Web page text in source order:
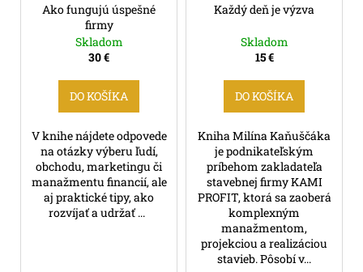
Ako fungujú úspešné
firmy
Skladom
30 €
DO KOŠÍKA
V knihe nájdete odpovede
na otázky výberu ľudí,
obchodu, marketingu či
manažmentu financií, ale
aj praktické tipy, ako
rozvíjať a udržať ...
Každý deň je výzva
Skladom
15 €
DO KOŠÍKA
Kniha Milína Kaňuščáka
je podnikateľským
príbehom zakladateľa
stavebnej firmy KAMI
PROFIT, ktorá sa zaoberá
komplexným
manažmentom,
projekciou a realizáciou
stavieb. Pôsobí v...